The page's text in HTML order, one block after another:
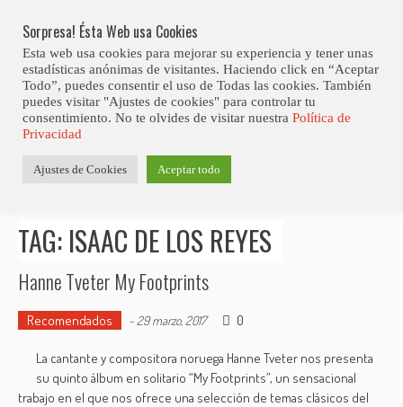
content
Club Contest.
Posts tagged "Isaac de los Reyes"
TAG: ISAAC DE LOS REYES
Hanne Tveter My Footprints
Recomendados - 29 marzo, 2017 0
La cantante y compositora noruega Hanne Tveter nos presenta
su quinto álbum en solitario “My Footprints”, un sensacional
trabajo en el que nos ofrece una selección de temas clásicos del
Sorpresa! Ésta Web usa Cookies
Esta web usa cookies para mejorar su experiencia y tener unas
estadísticas anónimas de visitantes. Haciendo click en “Aceptar
Todo”, puedes consentir el uso de Todas las cookies. También
puedes visitar "Ajustes de cookies" para controlar tu
consentimiento. No te olvides de visitar nuestra Política de
Privacidad
Ajustes de Cookies Aceptar todo